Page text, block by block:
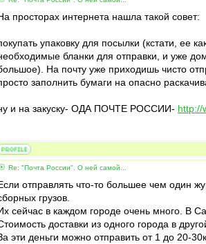
просторах интернета нашла такой совет:
упаковку для посылки (кстати, ее
бланки для отправки, и уже
На почту уже приходишь чисто
заполнить бумаги на опасно
и на закуску- ОДА ПОЧТЕ РОССИИ- http://
Re: "Почта России". О ней самой...
отправлять что-то большее чем один
грузов.
сейчас в каждом городе очень много. В
доставки из одного города в
эти деньги можно отправить от 1 до 20-